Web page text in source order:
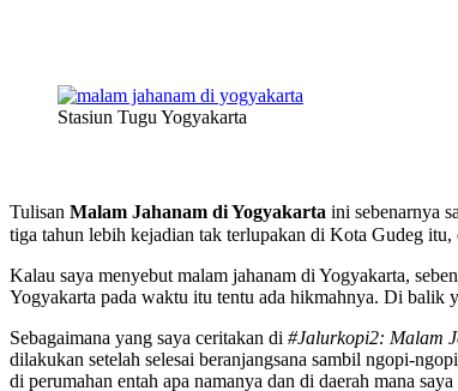
Stasiun Tugu Yogyakarta
Tulisan Malam Jahanam di Yogyakarta ini sebenarnya
tiga tahun lebih kejadian tak terlupakan di Kota Gudeg
Kalau saya menyebut malam jahanam di Yogyakarta,
Yogyakarta pada waktu itu tentu ada hikmahnya. Di balik
Sebagaimana yang saya ceritakan di #Jalurkopi2: Malam
dilakukan setelah selesai beranjangsana sambil ngopi-
di perumahan entah apa namanya dan di daerah mana